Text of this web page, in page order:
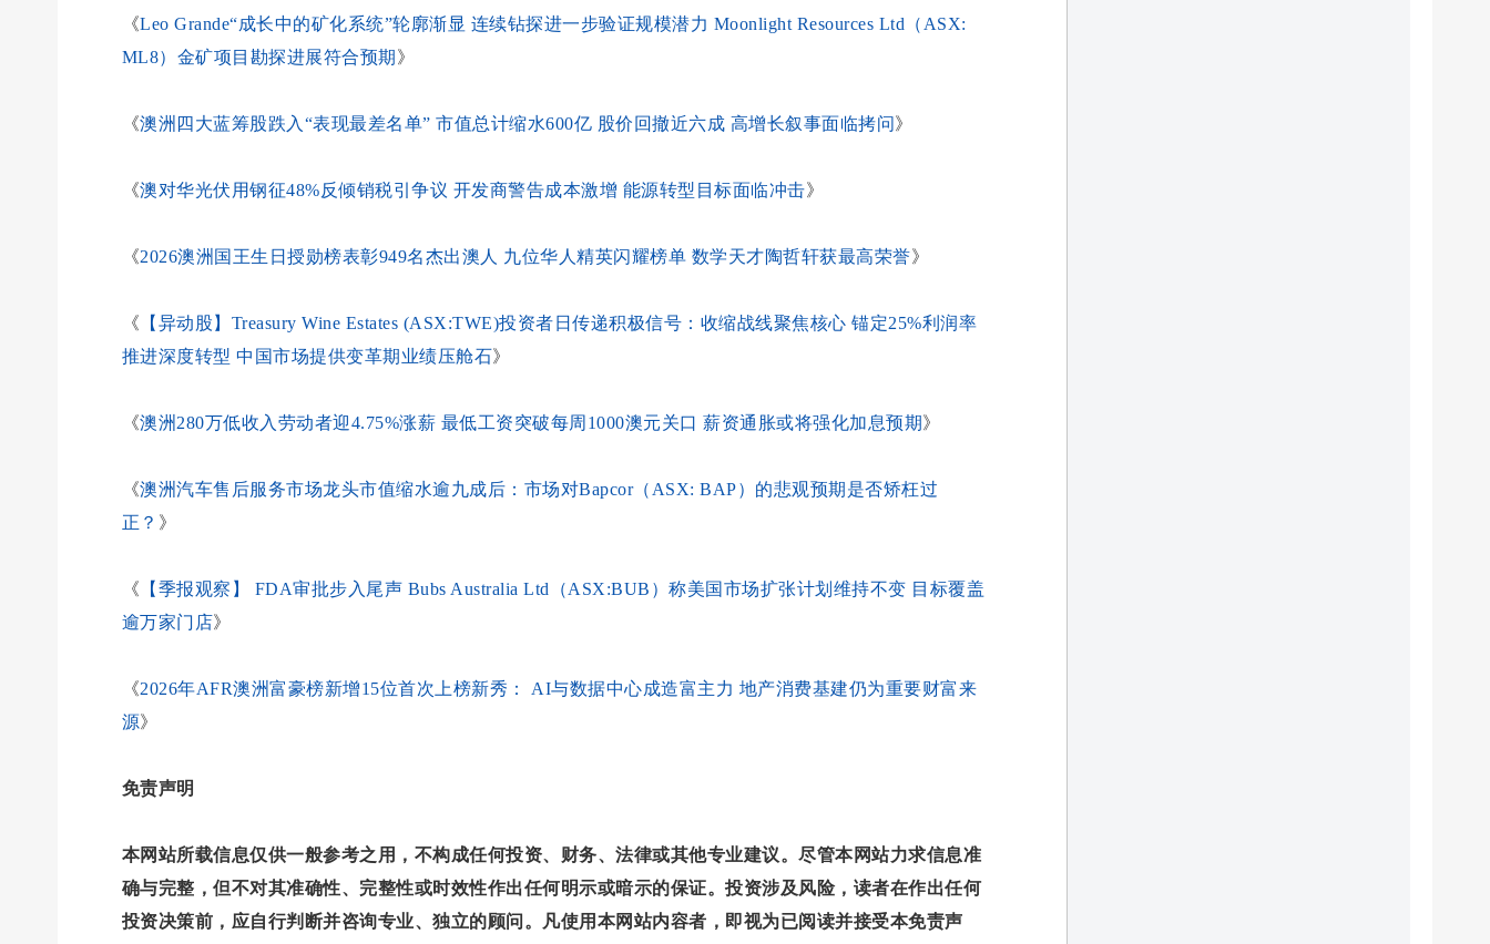
《Leo Grande“成长中的矿化系统”轮廓渐显 连续钻探进一步验证规模潜力 Moonlight Resources Ltd（ASX:
ML8）金矿项目勘探进展符合预期 》
《澳洲四大蓝筹股跌入“表现最差名单” 市值总计缩水600亿 股价回撤近六成 高增长叙事面临拷问》
《澳对华光伏用钢征48%反倾销税引争议 开发商警告成本激增 能源转型目标面临冲击》
《2026澳洲国王生日授勋榜表彰949名杰出澳人 九位华人精英闪耀榜单 数学天才陶哲轩获最高荣誉》
《 【异动股】Treasury Wine Estates (ASX:TWE)投资者日传递积极信号：收缩战线聚焦核心 锚定25%利润率
推进深度转型 中国市场提供变革期业绩压舱石》
《澳洲280万低收入劳动者迎4.75%涨薪 最低工资突破每周1000澳元关口 薪资通胀或将强化加息预期》
《澳洲汽车售后服务市场龙头市值缩水逾九成后：市场对Bapcor（ASX: BAP）的悲观预期是否矫枉过
正？ 》
《 【季报观察】 FDA审批步入尾声 Bubs Australia Ltd（ASX:BUB）称美国市场扩张计划维持不变 目标覆盖
逾万家门店》
《2026年AFR澳洲富豪榜新增15位首次上榜新秀： AI与数据中心成造富主力 地产消费基建仍为重要财富来
源》
免责声明
本网站所载信息仅供一般参考之用，不构成任何投资、财务、法律或其他专业建议。尽管本网站力求信息准
确与完整，但不对其准确性、完整性或时效性作出任何明示或暗示的保证。投资涉及风险，读者在作出任何
投资决策前，应自行判断并咨询专业、独立的顾问。凡使用本网站内容者，即视为已阅读并接受本免责声